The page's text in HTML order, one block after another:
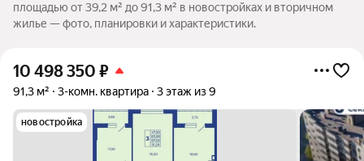
площадью от 39,2 м² до 91,3 м² в новостройках и вторичном
жилье — фото, планировки и характеристики.
10 498 350 ₽
91,3 м² 3-комн. квартира 3 этаж из 9
новостройка